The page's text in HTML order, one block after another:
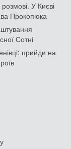
У Києві
Прокопюка
Сотні
прийди на